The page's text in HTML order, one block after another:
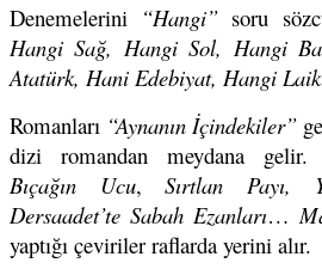
Denemelerini “Hangi” soru
Hangi Sağ, Hangi Sol, Hangi
Atatürk, Hani Edebiyat, Hangi
Romanları “Aynanın İçindekiler”
dizi romandan meydana gelir.
Bıçağın Ucu,Sırtlan Payı,
Dersaadet’te Sabah Ezanları…
yaptığı çeviriler raflarda yerini alır.